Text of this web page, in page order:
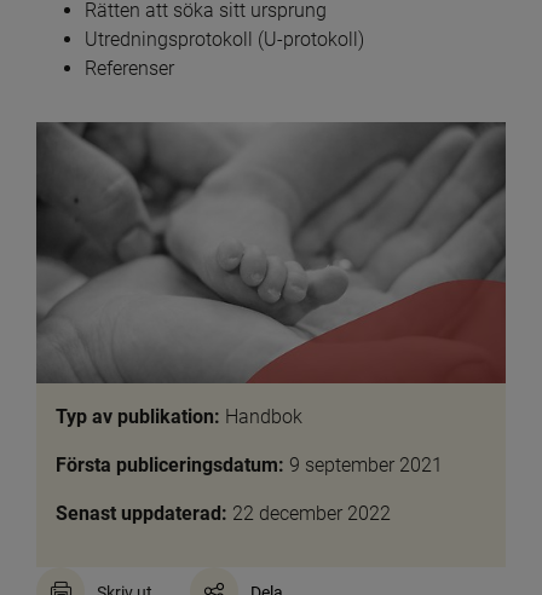
Rätten att söka sitt ursprung
Utredningsprotokoll (U-protokoll)
Referenser
Typ av publikation: Handbok
Första publiceringsdatum: 9 september 2021
Senast uppdaterad: 22 december 2022